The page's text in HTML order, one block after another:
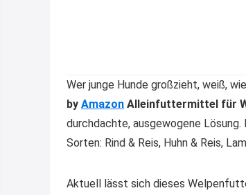
Wer junge Hunde großzieht, weiß,
by Amazon Alleinfuttermittel für
durchdachte, ausgewogene Lösung.
Sorten: Rind & Reis, Huhn & Reis,
Aktuell lässt sich dieses